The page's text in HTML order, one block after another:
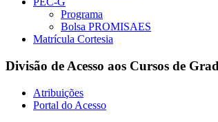
Programa
Bolsa PROMISAES
Matrícula Cortesia
Divisão de Acesso aos Cursos de
Atribuições
Portal do Acesso